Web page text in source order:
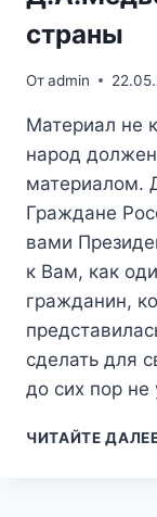
страны
Отadmin
Материал не
народ
материалом.
Граждане
вами
к Вам, как
гражданин,
сделать для
до сих пор
ЧИТАЙТЕ